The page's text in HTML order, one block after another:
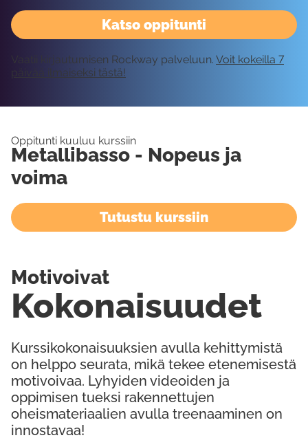
Katso oppitunti
Vaatii kirjautumisen Rockway palveluun. Voit kokeilla 7
päivää ilmaiseksi tästä!
Oppitunti kuuluu kurssiin
Metallibasso - Nopeus ja
voima
Tutustu kurssiin
Kurssikokonaisuuksien avulla kehittymistä
on helppo seurata, mikä tekee etenemisestä
motivoivaa. Lyhyiden videoiden ja
oppimisen tueksi rakennettujen
oheismateriaalien avulla treenaaminen on
innostavaa!
Kokonaisuudet
Motivoivat